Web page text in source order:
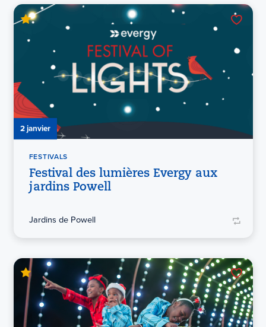
2 janvier
FESTIVALS
Festival des lumières Evergy aux
jardins Powell
Jardins de Powell